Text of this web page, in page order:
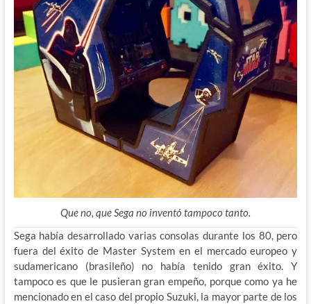
Que no, que Sega no inventó tampoco tanto.
Sega había desarrollado varias consolas durante los 80, pero
fuera del éxito de Master System en el mercado europeo y
sudamericano (brasileño) no había tenido gran éxito. Y
tampoco es que le pusieran gran empeño, porque como ya he
mencionado en el caso del propio Suzuki, la mayor parte de los